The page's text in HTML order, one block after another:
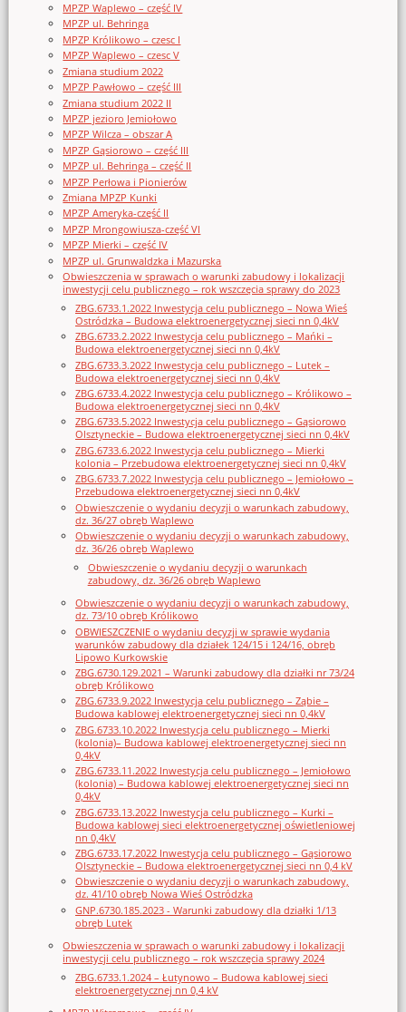
MPZP Waplewo – część IV
MPZP ul. Behringa
MPZP Królikowo – czesc I
MPZP Waplewo – czesc V
Zmiana studium 2022
MPZP Pawłowo – część III
Zmiana studium 2022 II
MPZP jezioro Jemiołowo
MPZP Wilcza – obszar A
MPZP Gąsiorowo – część III
MPZP ul. Behringa – część II
MPZP Perłowa i Pionierów
Zmiana MPZP Kunki
MPZP Ameryka-część II
MPZP Mrongowiusza-część VI
MPZP Mierki – część IV
MPZP ul. Grunwaldzka i Mazurska
Obwieszczenia w sprawach o warunki zabudowy i lokalizacji
inwestycji celu publicznego – rok wszczęcia sprawy do 2023
ZBG.6733.1.2022 Inwestycja celu publicznego – Nowa Wieś
Ostródzka – Budowa elektroenergetycznej sieci nn 0,4kV
ZBG.6733.2.2022 Inwestycja celu publicznego – Mańki –
Budowa elektroenergetycznej sieci nn 0,4kV
ZBG.6733.3.2022 Inwestycja celu publicznego – Lutek –
Budowa elektroenergetycznej sieci nn 0,4kV
ZBG.6733.4.2022 Inwestycja celu publicznego – Królikowo –
Budowa elektroenergetycznej sieci nn 0,4kV
ZBG.6733.5.2022 Inwestycja celu publicznego – Gąsiorowo
Olsztyneckie – Budowa elektroenergetycznej sieci nn 0,4kV
ZBG.6733.6.2022 Inwestycja celu publicznego – Mierki
kolonia – Przebudowa elektroenergetycznej sieci nn 0,4kV
ZBG.6733.7.2022 Inwestycja celu publicznego – Jemiołowo –
Przebudowa elektroenergetycznej sieci nn 0,4kV
Obwieszczenie o wydaniu decyzji o warunkach zabudowy,
dz. 36/27 obręb Waplewo
Obwieszczenie o wydaniu decyzji o warunkach zabudowy,
dz. 36/26 obręb Waplewo
Obwieszczenie o wydaniu decyzji o warunkach
zabudowy, dz. 36/26 obręb Waplewo
Obwieszczenie o wydaniu decyzji o warunkach zabudowy,
dz. 73/10 obręb Królikowo
OBWIESZCZENIE o wydaniu decyzji w sprawie wydania
warunków zabudowy dla działek 124/15 i 124/16, obręb
Lipowo Kurkowskie
ZBG.6730.129.2021 – Warunki zabudowy dla działki nr 73/24
obręb Królikowo
ZBG.6733.9.2022 Inwestycja celu publicznego – Ząbie –
Budowa kablowej elektroenergetycznej sieci nn 0,4kV
ZBG.6733.10.2022 Inwestycja celu publicznego – Mierki
(kolonia)– Budowa kablowej elektroenergetycznej sieci nn
0,4kV
ZBG.6733.11.2022 Inwestycja celu publicznego – Jemiołowo
(kolonia) – Budowa kablowej elektroenergetycznej sieci nn
0,4kV
ZBG.6733.13.2022 Inwestycja celu publicznego – Kurki –
Budowa kablowej sieci elektroenergetycznej oświetleniowej
nn 0,4kV
ZBG.6733.17.2022 Inwestycja celu publicznego – Gąsiorowo
Olsztyneckie – Budowa elektroenergetycznej sieci nn 0,4 kV
Obwieszczenie o wydaniu decyzji o warunkach zabudowy,
dz. 41/10 obręb Nowa Wieś Ostródzka
GNP.6730.185.2023 - Warunki zabudowy dla działki 1/13
obręb Lutek
Obwieszczenia w sprawach o warunki zabudowy i lokalizacji
inwestycji celu publicznego – rok wszczęcia sprawy 2024
ZBG.6733.1.2024 – Łutynowo – Budowa kablowej sieci
elektroenergetycznej nn 0,4 kV